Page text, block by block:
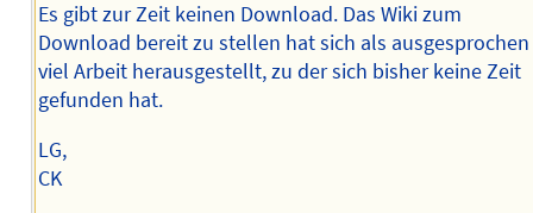
Es gibt zur Zeit keinen Download. Das Wiki zum
Download bereit zu stellen hat sich als ausgesprochen
viel Arbeit herausgestellt, zu der sich bisher keine Zeit
gefunden hat.
LG,
CK